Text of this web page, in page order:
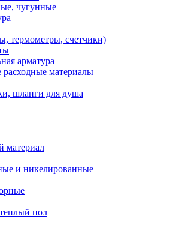
чугунные
термометры, счетчики)
арматура
расходные материалы
шланги для душа
материал
и никелированные
пол